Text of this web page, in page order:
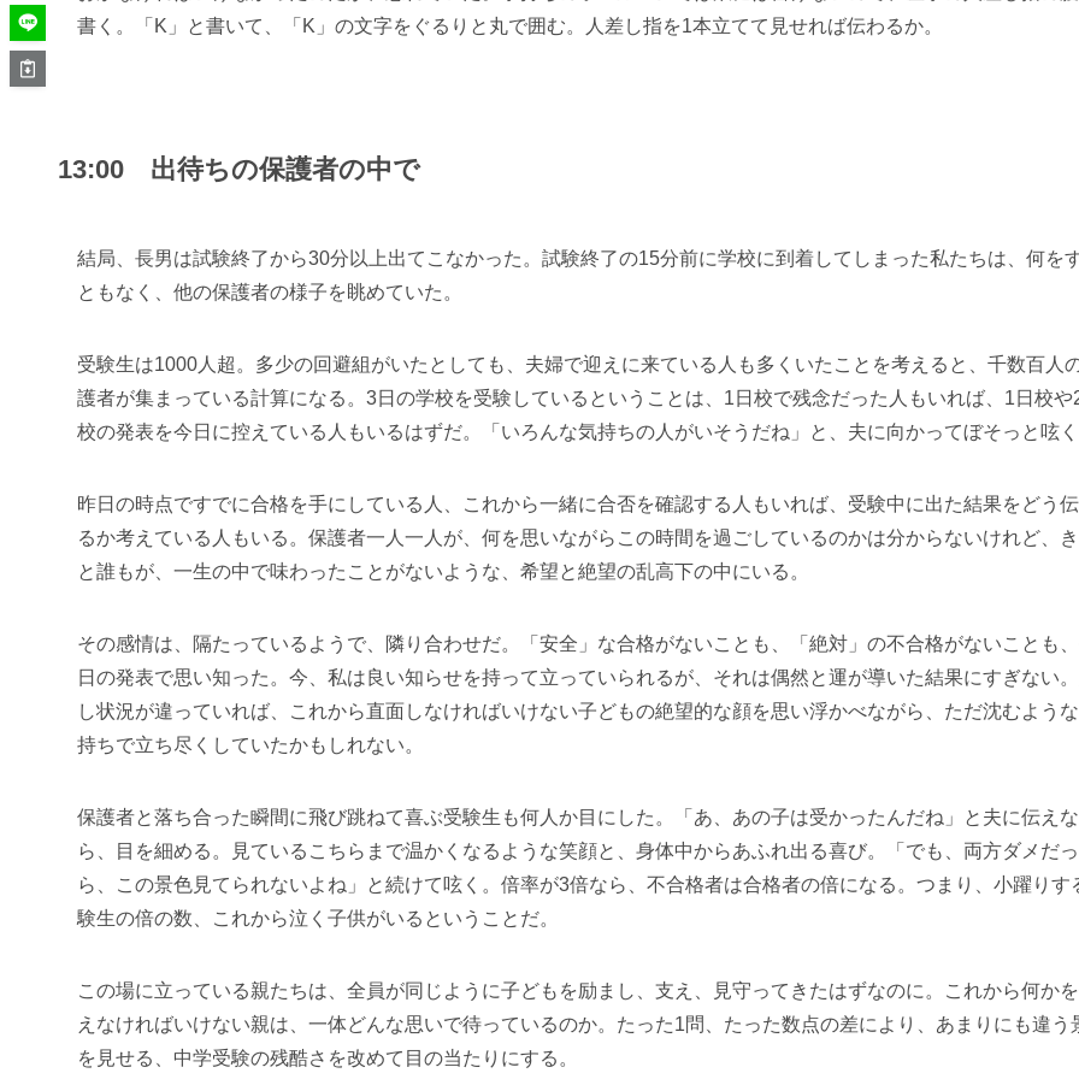
書く。「K」と書いて、「K」の文字をぐるりと丸で囲む。人差し指を1本立てて見せれば伝わるか。
13:00 出待ちの保護者の中で
結局、長男は試験終了から30分以上出てこなかった。試験終了の15分前に学校に到着してしまった私たちは、何を
ともなく、他の保護者の様子を眺めていた。
受験生は1000人超。多少の回避組がいたとしても、夫婦で迎えに来ている人も多くいたことを考えると、千数百人
護者が集まっている計算になる。3日の学校を受験しているということは、1日校で残念だった人もいれば、1日校や
校の発表を今日に控えている人もいるはずだ。「いろんな気持ちの人がいそうだね」と、夫に向かってぼそっと呟く
昨日の時点ですでに合格を手にしている人、これから一緒に合否を確認する人もいれば、受験中に出た結果をどう伝
るか考えている人もいる。保護者一人一人が、何を思いながらこの時間を過ごしているのかは分からないけれど、
と誰もが、一生の中で味わったことがないような、希望と絶望の乱高下の中にいる。
その感情は、隔たっているようで、隣り合わせだ。「安全」な合格がないことも、「絶対」の不合格がないことも
日の発表で思い知った。今、私は良い知らせを持って立っていられるが、それは偶然と運が導いた結果にすぎない
し状況が違っていれば、これから直面しなければいけない子どもの絶望的な顔を思い浮かべながら、ただ沈むよう
持ちで立ち尽くしていたかもしれない。
保護者と落ち合った瞬間に飛び跳ねて喜ぶ受験生も何人か目にした。「あ、あの子は受かったんだね」と夫に伝え
ら、目を細める。見ているこちらまで温かくなるような笑顔と、身体中からあふれ出る喜び。「でも、両方ダメだ
ら、この景色見てられないよね」と続けて呟く。倍率が3倍なら、不合格者は合格者の倍になる。つまり、小躍りす
験生の倍の数、これから泣く子供がいるということだ。
この場に立っている親たちは、全員が同じように子どもを励まし、支え、見守ってきたはずなのに。これから何か
えなければいけない親は、一体どんな思いで待っているのか。たった1問、たった数点の差により、あまりにも違う
を見せる、中学受験の残酷さを改めて目の当たりにする。